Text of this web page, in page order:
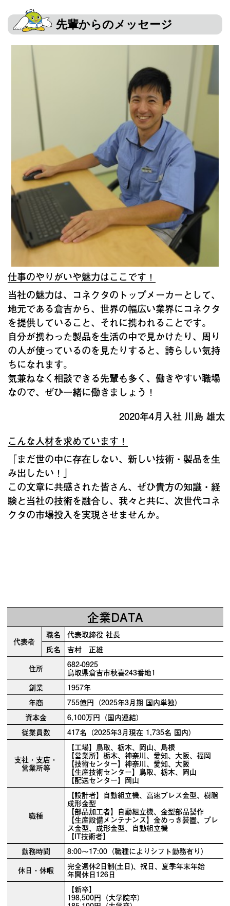
先輩からのメッセージ
仕事のやりがいや魅力はここです！
当社の魅力は、コネクタのトップメーカーとして、
地元である倉吉から、世界の幅広い業界にコネクタ
を提供していること、それに携われることです。
自分が携わった製品を生活の中で見かけたり、周り
の人が使っているのを見たりすると、誇らしい気持
ちになれます。
気兼ねなく相談できる先輩も多く、働きやすい職場
なので、ぜひ一緒に働きましょう！
2020年4月入社 川島 雄太
こんな人材を求めています！
「まだ世の中に存在しない、新しい技術・製品を生
み出したい！」
この文章に共感された皆さん、ぜひ貴方の知識・経
験と当社の技術を融合し、我々と共に、次世代コネ
クタの市場投入を実現させませんか。
企業DATA
代表者
職名
代表取締役 社長
氏名
吉村 正雄
住所
682-0925
鳥取県倉吉市秋喜243番地1
創業
1957年
年商
755億円（2025年3月期 国内単独）
資本金
6,100万円（国内連結）
従業員数
417名（2025年3月現在 1,735名 国内）
支社・支店・
営業所等
【工場】鳥取、栃木、岡山、島根
【営業所】栃木、神奈川、愛知、大阪、福岡
【技術センター】神奈川、愛知、大阪
【生産技術センター】鳥取、栃木、岡山
【配送センター】岡山
職種
【設計者】自動組立機、高速プレス金型、樹脂
成形金型
【部品加工者】自動組立機、金型部品製作
【生産設備メンテナンス】金めっき装置、プレ
ス金型、成形金型、自動組立機
【IT技術者】
勤務時間
8:00〜17:00（職種によりシフト勤務有り）
休日・休暇
完全週休2日制(土日)、祝日、夏季年末年始
年間休日126日
【新卒】
198,500円（大学院卒）